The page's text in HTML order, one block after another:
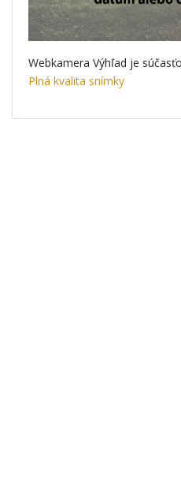
Webkamera Výhľad je
Plná kvalita snímky